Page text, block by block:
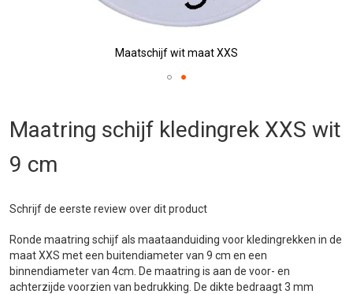
Maatschijf wit maat XXS
het
van
de
gallerij
Maatring schijf kledingrek XXS wit
9 cm
Schrijf de eerste review over dit product
Ronde maatring schijf als maataanduiding voor kledingrekken in de
maat XXS met een buitendiameter van 9 cm en een
binnendiameter van 4cm. De maatring is aan de voor- en
achterzijde voorzien van bedrukking. De dikte bedraagt 3 mm